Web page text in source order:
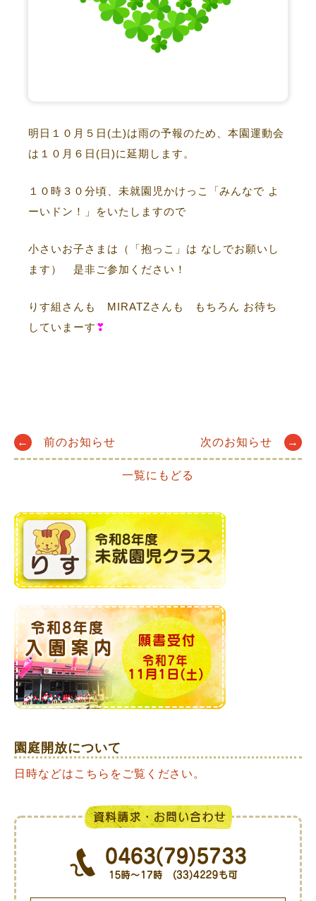
明日１０月５日(土)は雨の予報のため、本園運動会
は１０月６日(日)に延期します。
１０時３０分頃、未就園児かけっこ「みんなで よ
ーいドン！」をいたしますので
小さいお子さまは（「抱っこ」は なしでお願いし
ます） 是非ご参加ください！
りす組さんも MIRATZさんも もちろん お待ち
していまーす ❣
Post
← 前のお知らせ 次のお知らせ →
一覧にもどる
園庭開放について
日時などはこちらをご覧ください。